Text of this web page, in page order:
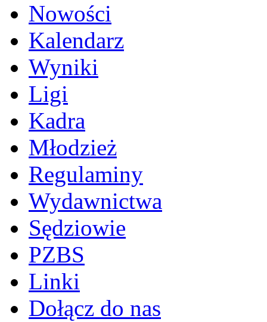
Nowości
Kalendarz
Wyniki
Ligi
Kadra
Młodzież
Regulaminy
Wydawnictwa
Sędziowie
PZBS
Linki
Dołącz do nas